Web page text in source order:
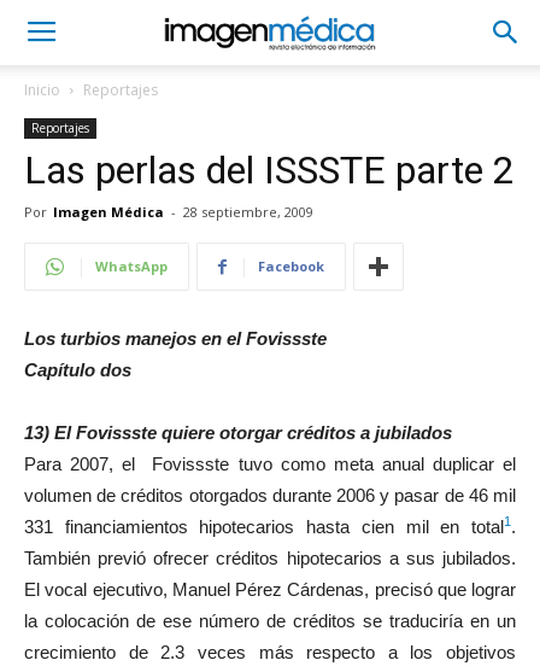
Inicio Reportajes
Reportajes
Las perlas del ISSSTE parte 2
Por Imagen Médica - 28 septiembre, 2009
WhatsApp Facebook
Los turbios manejos en el Fovissste
Capítulo dos
13) El Fovissste quiere otorgar créditos a jubilados
Para 2007, el Fovissste tuvo como meta anual duplicar el
volumen de créditos otorgados durante 2006 y pasar de 46 mil
331 financiamientos hipotecarios hasta cien mil en total1 .
También previó ofrecer créditos hipotecarios a sus jubilados.
El vocal ejecutivo, Manuel Pérez Cárdenas, precisó que lograr
la colocación de ese número de créditos se traduciría en un
crecimiento de 2.3 veces más respecto a los objetivos